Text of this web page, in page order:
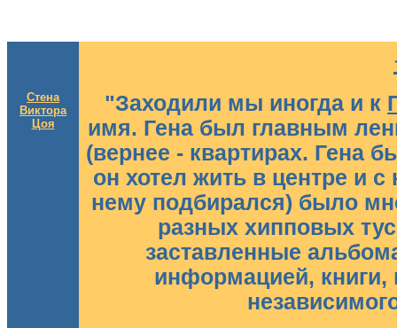
Стена
Виктора
Цоя
"Заходили мы иногда и к
имя. Гена был главным
(вернее - квартирах. Гена
он хотел жить в центре и
нему подбирался) было
разных хипповых
заставленные
информацией, книги,